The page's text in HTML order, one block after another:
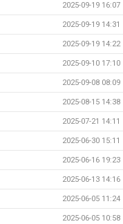
2025-09-19 16:07
2025-09-19 14:31
2025-09-19 14:22
2025-09-10 17:10
2025-09-08 08:09
2025-08-15 14:38
2025-07-21 14:11
2025-06-30 15:11
2025-06-16 19:23
2025-06-13 14:16
2025-06-05 11:24
2025-06-05 10:58